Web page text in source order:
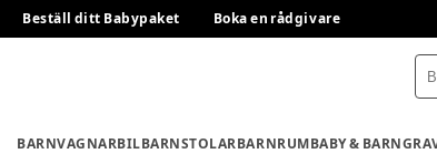
Beställ ditt Babypaket Boka en rådgivare
BARNVAGNARBILBARNSTOLARBARNRUMBABY & BARN